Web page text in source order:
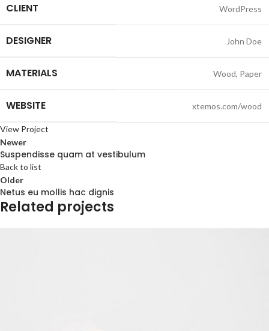
CLIENT WordPress
DESIGNER John Doe
MATERIALS Wood, Paper
WEBSITE xtemos.com/wood
View Project
Newer
Suspendisse quam at vestibulum
Back to list
Older
Netus eu mollis hac dignis
Related projects